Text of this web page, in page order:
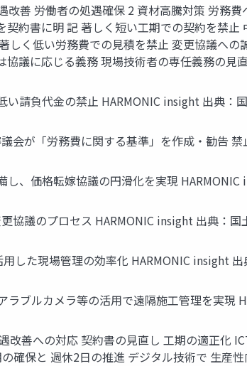
善 労働者の処遇確保 2 資材高騰対策 労務
約書に明 記 著しく短い工期での契約を禁
く低い労務費での見積を禁止 変更協議へ
議に応じる義務 現場技術者の専任義務の見
請負代金の禁止 HARMONIC insight 出典：
会が「労務費に関する基準」を作成・勧告
、価格転嫁協議の円滑化を実現
協議のプロセス HARMONIC insight 出典：国
した現場管理の効率化 HARMONIC insight
ブルカメラ等の活用で遠隔施工管理を実現
善への対応 契約書の見直し 工期の適正化
確保と 週休2日の推進 デジタル技術で 生産